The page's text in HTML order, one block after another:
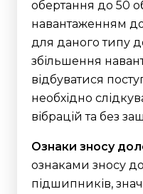
обертання до 50
навантаженням
для даного типу
збільшення
відбуватися
необхідно
вібрацій та без
Ознаки зносу
ознаками зносу
підшипників,